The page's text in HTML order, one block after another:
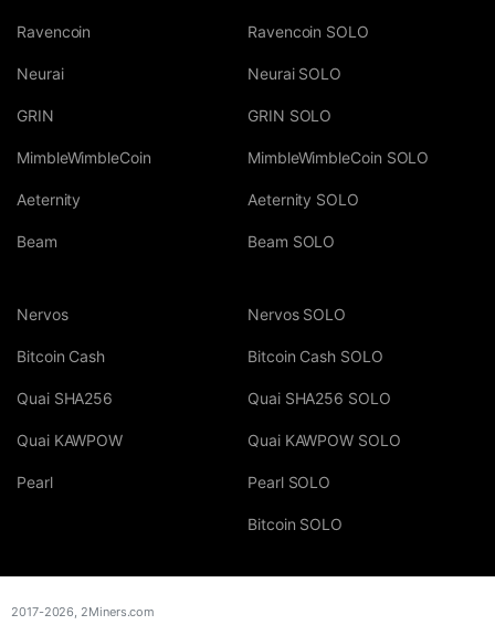
Ravencoin
Neurai
GRIN
MimbleWimbleCoin
Aeternity
Beam
Ravencoin SOLO
Neurai SOLO
GRIN SOLO
MimbleWimbleCoin SOLO
Aeternity SOLO
Beam SOLO
Nervos
Bitcoin Cash
Quai SHA256
Quai KAWPOW
Pearl
Nervos SOLO
Bitcoin Cash SOLO
Quai SHA256 SOLO
Quai KAWPOW SOLO
Pearl SOLO
Bitcoin SOLO
2017-2026, 2Miners.com